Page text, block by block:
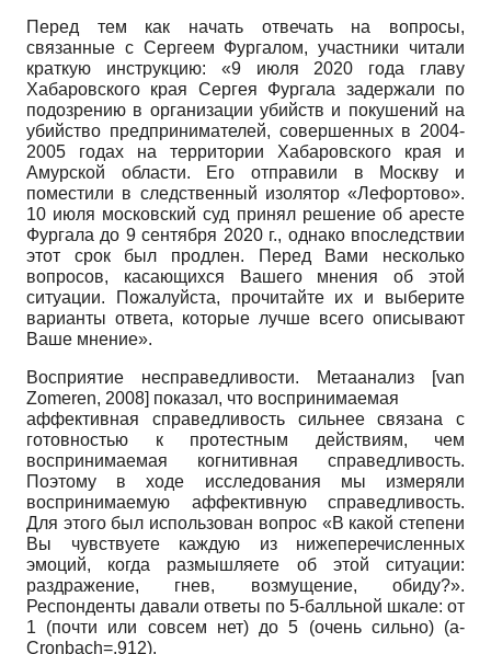
Перед тем как начать отвечать на вопросы,
связанные с Сергеем Фургалом, участники читали
краткую инструкцию: «9 июля 2020 года главу
Хабаровского края Сергея Фургала задержали по
подозрению в организации убийств и покушений на
убийство предпринимателей, совершенных в 2004-
2005 годах на территории Хабаровского края и
Амурской области. Его отправили в Москву и
поместили в следственный изолятор «Лефор­тово».
10 июля московский суд принял решение об аресте
Фургала до 9сентября 2020 г., однако впоследствии
этот срок был продлен. Перед Вами несколько
вопросов, касающихся Вашего мнения об этой
ситуации. Пожалуйста, прочитайте их и выберите
варианты ответа, которые лучше всего описывают
Ваше мнение».
Восприятие несправедливости. Мета­анализ [van
Zomeren, 2008] показал, что воспринимаемая
аффективная справедливость сильнее связана с
готовностью к протестным действиям, чем
воспринимаемая когнитивная справедливость.
Поэтому в ходе исследования мы измеряли
воспринимаемую аффективную справедливость.
Для этого был использован вопрос «В какой степени
Вы чувствуете каждую из нижеперечислен­ных
эмоций, когда размышляете об этой ситуации:
раздражение, гнев, возмущение, обиду?».
Респонденты давали ответы по 5-балльной шкале: от
1 (почти или совсем нет) до 5 (очень сильно) (a-
Cronbach=.912).